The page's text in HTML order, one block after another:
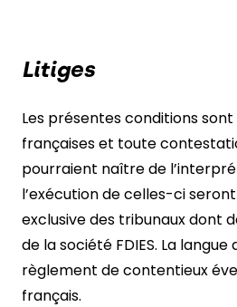
Litiges
Les présentes conditions
françaises et toute
pourraient naître de
l’exécution de celles-ci
exclusive des tribunaux dont
de la société FDIES. La
règlement de contentieux
français.